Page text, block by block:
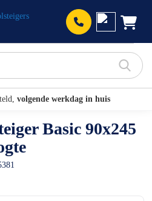
volgende werkdag in huis
onze Actiepagina
een
Basic 90x245